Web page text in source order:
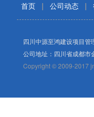
首页 | 公司动态 |
四川中源至鸿建设项目管
公司地址：四川省成都
Copyright © 2009-2017